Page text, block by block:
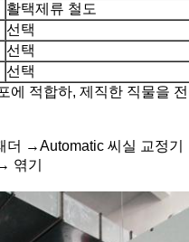
활택제류 철도
선택
선택
선택
에 적합하, 제직한 직물을
더 →Automatic 씨실 교정
엮기